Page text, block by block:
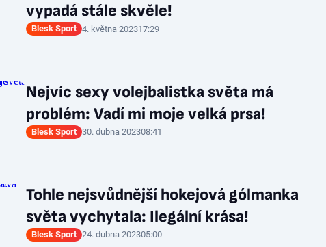
vypadá stále skvěle!
Blesk Sport 4. května 202317:29
Nejvíc sexy volejbalistka světa má
problém: Vadí mi moje velká prsa!
Blesk Sport 30. dubna 202308:41
Tohle nejsvůdnější hokejová gólmanka
světa vychytala: Ilegální krása!
Blesk Sport 24. dubna 202305:00